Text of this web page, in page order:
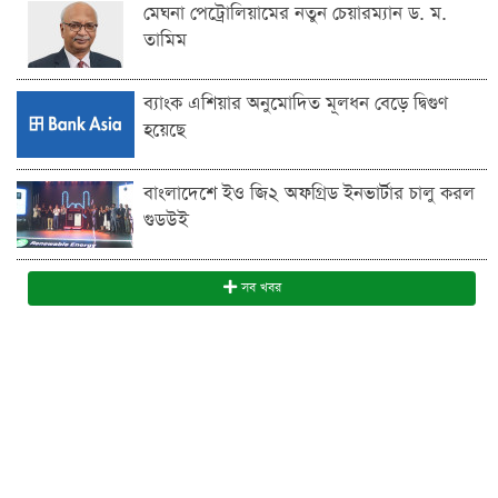
মেঘনা পেট্রোলিয়ামের নতুন চেয়ারম্যান ড. ম.
তামিম
ব্যাংক এশিয়ার অনুমোদিত মূলধন বেড়ে দ্বিগুণ
হয়েছে
বাংলাদেশে ইও জি২ অফগ্রিড ইনভার্টার চালু করল
গুডউই
সব খবর